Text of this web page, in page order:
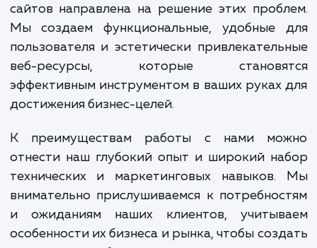
веб-ресурсы устарели или не
текущие цели и амбиции.
Наша услуга разработки
сайтов направлена на решение этих
Мы создаем функциональные, удобные
пользователя и эстетически
веб-ресурсы, которые
эффективным инструментом в ваших руках
достижения бизнес-целей.
К преимуществам работы с нами